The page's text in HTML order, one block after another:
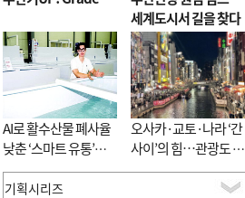
AI로 활수산물 폐사율
낮춘 ‘스마트 유통’…
사막·산악지대 수출
도전
세계도시서 길을 찾다
오사카·교토·나라 ‘간
사이’의 힘…관광도 뭉
쳐야 흥한다